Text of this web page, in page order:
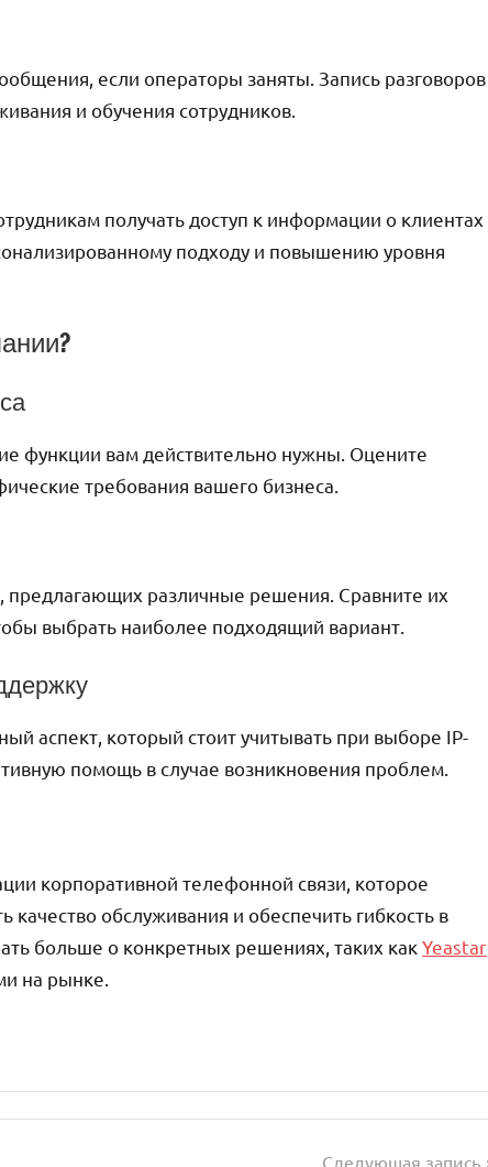
если операторы заняты. Запись разговоров
и обучения сотрудников.
получать доступ к информации о клиентах
подходу и повышению уровня
функции вам действительно нужны. Оцените
требования вашего бизнеса.
различные решения. Сравните их
выбрать наиболее подходящий вариант.
аспект, который стоит учитывать при выборе IP-
помощь в случае возникновения проблем.
корпоративной телефонной связи, которое
качество обслуживания и обеспечить гибкость в
больше о конкретных решениях, таких какYeastar
на рынке.
Следующая запись